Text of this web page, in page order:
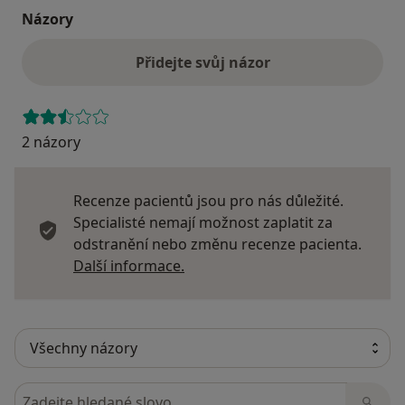
Názory
Přidejte svůj názor
2 názory
Recenze pacientů jsou pro nás důležité.
Specialisté nemají možnost zaplatit za
odstranění nebo změnu recenze pacienta.
Další informace.
Hledejte v názorech